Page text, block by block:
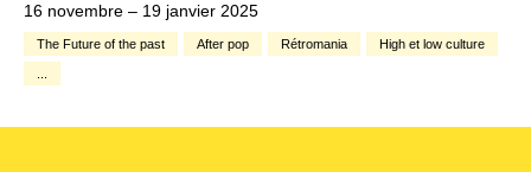
16 novembre – 19 janvier 2025
The Future of the past After pop Rétromania High et low culture